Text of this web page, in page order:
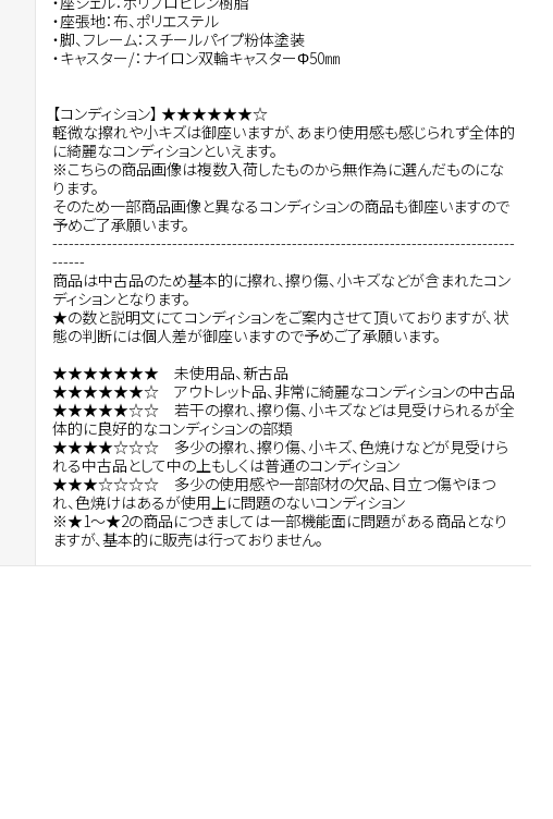
・座張地：布、ポリエステル
・脚、フレーム：スチールパイプ粉体塗装
・キャスター/：ナイロン双輪キャスターΦ50㎜
【コンディション】 ★★★★★★☆
軽微な擦れや小キズは御座いますが、あまり使用感も感じられず全体的
に綺麗なコンディションといえます。
※こちらの商品画像は複数入荷したものから無作為に選んだものにな
ります。
そのため一部商品画像と異なるコンディションの商品も御座いますので
予めご了承願います。
-------------------------------------------------------------------------------------
------
商品は中古品のため基本的に擦れ、擦り傷、小キズなどが含まれたコン
ディションとなります。
★の数と説明文にてコンディションをご案内させて頂いておりますが、状
態の判断には個人差が御座いますので予めご了承願います。
★★★★★★★ 未使用品、新古品
★★★★★★☆ アウトレット品、非常に綺麗なコンディションの中古品
★★★★★☆☆ 若干の擦れ、擦り傷、小キズなどは見受けられるが全
体的に良好的なコンディションの部類
★★★★☆☆☆ 多少の擦れ、擦り傷、小キズ、色焼けなどが見受けら
れる中古品として中の上もしくは普通のコンディション
★★★☆☆☆☆ 多少の使用感や一部部材の欠品、目立つ傷やほつ
れ、色焼けはあるが使用上に問題のないコンディション
※★1～★2の商品につきましては一部機能面に問題がある商品となり
ますが、基本的に販売は行っておりません。